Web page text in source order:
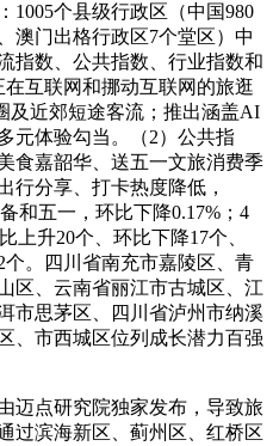
1005个县级行政区（中国980
澳门出格行政区7个堂区）中
指数、公共指数、行业指数和
互联网和挪动互联网的旅逛
及近郊短途客流；推出涵盖AI
元体验勾当。（2）公共指
食嘉韶华、送五一文旅消费季
行分享、打卡热度降低，
和五一，环比下降0.17%；4
上升20个、环比下降17个、
。四川省南充市嘉陵区、青
区、云南省丽江市古城区、江
市思茅区、四川省泸州市纳溪
、市西城区位列成长潜力百强
点研究院独家发布，导致旅
过滨海新区、蓟州区、红桥区